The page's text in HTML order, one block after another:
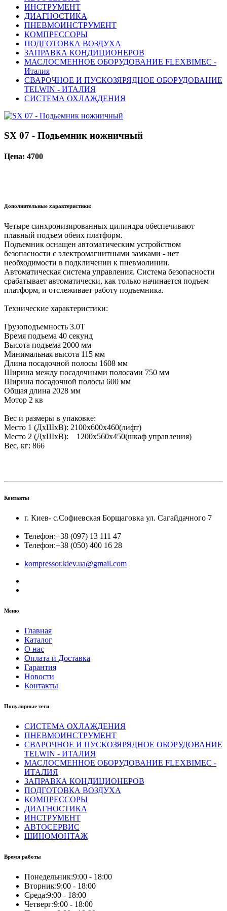
ИНСТРУМЕНТ
ДИАГНОСТИКА
ПНЕВМОИНСТРУМЕНТ
КОМПРЕССОРЫ
ПОДГОТОВКА ВОЗДУХА
ЗАПРАВКА КОНДИЦИОНЕРОВ
МАСЛОСМЕННОЕ ОБОРУДОВАНИЕ FLEXBIMEC -
Италия
СВАРОЧНОЕ И ПУСКОЗЯРЯДНОЕ ОБОРУДОВАНИЕ
TELWIN - ИТАЛИЯ
СИСТЕМА ОХЛАЖДЕНИЯ
SX 07 - Подьемник ножничный
Цена: 4700
Дополнительные характеристики:
Четыре синхронизированных цилиндра обеспечивают
плавный подъем обеих платформ.
Подъемник оснащен автоматическим устройством
безопасности с электромагнитными замками - нет
необходимости в подкличении к пневмолинии.
Автоматическая система управления. Система безопасности
срабатывает автоматически, как только начинается подъем
платформ, и отслеживает работу подъемника.
Технические характеристики:
Грузоподъемность 3.0T
Время подъема 40 секунд
Высота подъема 2000 мм
Минимальная высота 115 мм
Длина посадочной полосы 1608 мм
Ширина между посадочными полосами 750 мм
Ширина посадочной полосы 600 мм
Общая длина 2028 мм
Мотор 2 кв
Вес и размеры в упаковке:
Место 1 (ДхШхВ): 2100x600x460(лифт)
Место 2 (ДхШхВ): 1200x560x450(шкаф управления)
Вес, кг: 866
Контакты
г. Киев- с.Софиевская Борщаговка ул. Сагайдачного 7
Телефон:+38 (097) 13 111 47
Телефон:+38 (050) 400 16 28
kompressor.kiev.ua@gmail.com
Меню
Главная
Каталог
О нас
Оплата и Доставка
Гарантия
Новости
Контакты
Популярные теги
СИСТЕМА ОХЛАЖДЕНИЯ
ПНЕВМОИНСТРУМЕНТ
СВАРОЧНОЕ И ПУСКОЗЯРЯДНОЕ ОБОРУДОВАНИЕ
TELWIN - ИТАЛИЯ
МАСЛОСМЕННОЕ ОБОРУДОВАНИЕ FLEXBIMEC -
ИТАЛИЯ
ЗАПРАВКА КОНДИЦИОНЕРОВ
ПОДГОТОВКА ВОЗДУХА
КОМПРЕССОРЫ
ДИАГНОСТИКА
ИНСТРУМЕНТ
АВТОСЕРВИС
ШИНОМОНТАЖ
Время работы
Понедельник:9:00 - 18:00
Вторник:9:00 - 18:00
Среда:9:00 - 18:00
Четверг:9:00 - 18:00